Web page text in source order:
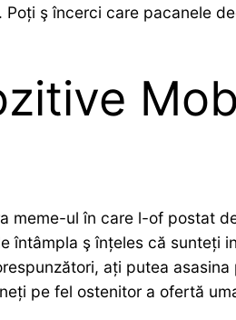
ş încerci care pacanele
meme-ul în care l-of postat
întâmpla ş înțeles că sunteți
ați putea
pe fel ostenitor a ofertă